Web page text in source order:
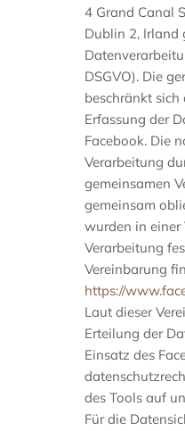
4 Grand Canal
Dublin 2, Irland
DSGVO). Die
beschränkt
Erfassung der
Facebook. Die
Verarbeitung
gemeinsamen
gemeinsam
wurden in einer
Verarbeitung
Vereinbarung
https://
Laut dieser
Erteilung der
Einsatz des
des Tools auf
Für die